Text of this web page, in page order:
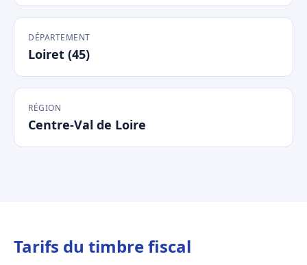
DÉPARTEMENT
Loiret (45)
RÉGION
Centre-Val de Loire
Tarifs du timbre fiscal